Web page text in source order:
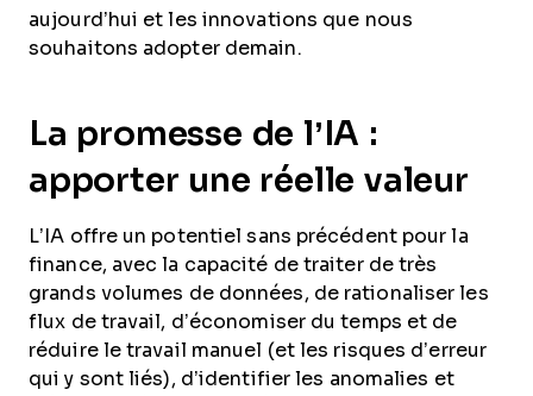
aujourd’hui et les innovations que nous
souhaitons adopter demain.
La promesse de l’IA :
apporter une réelle valeur
L’IA offre un potentiel sans précédent pour la
finance, avec la capacité de traiter de très
grands volumes de données, de rationaliser les
flux de travail, d’économiser du temps et de
réduire le travail manuel (et les risques d’erreur
qui y sont liés), d’identifier les anomalies et